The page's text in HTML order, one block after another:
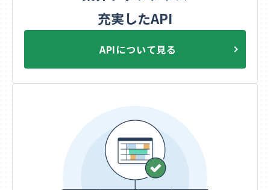
充実したAPI
APIについて見る